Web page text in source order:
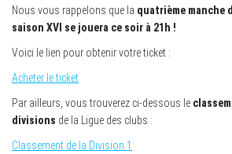
Nous vous rappelons que la quatrième manche
saison XVI se jouera ce soir à 21h !
Voici le lien pour obtenir votre ticket :
Acheter le ticket
Par ailleurs, vous trouverez ci-dessous le
divisions de la Ligue des clubs :
Classement de la Division 1